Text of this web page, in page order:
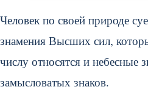
Человек по своей природе
знамения Высших сил,
числу относятся и небесные
замысловатых знаков.